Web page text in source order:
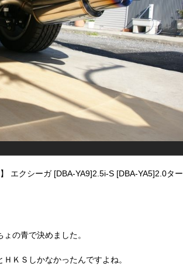
エクシーガ [DBA-YA9]2.5i-S [DBA-YA5]2.0ター
の青で決めました。
ＫＳしかなかったんですよね。